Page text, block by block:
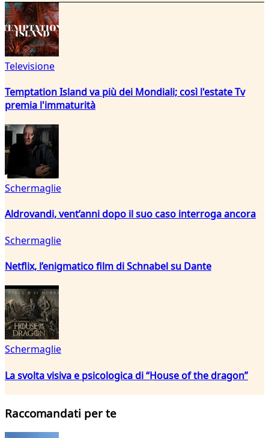
Televisione
Temptation Island va più dei Mondiali; così l'estate Tv
premia l'immaturità
Schermaglie
Aldrovandi, vent’anni dopo il suo caso interroga ancora
Schermaglie
Netflix, l’enigmatico film di Schnabel su Dante
Schermaglie
La svolta visiva e psicologica di “House of the dragon”
Raccomandati per te